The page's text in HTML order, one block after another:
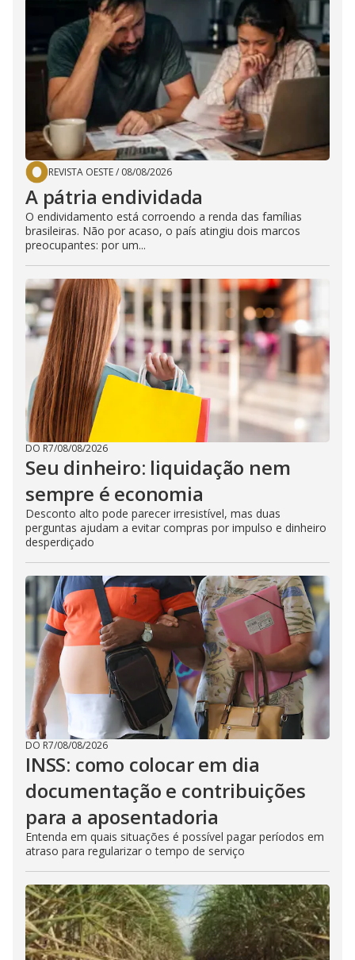
REVISTA OESTE/ 08/08/2026
A pátria endividada
O endividamento está corroendo a renda das famílias
brasileiras. Não por acaso, o país atingiu dois marcos
preocupantes: por um...
DO R7/08/08/2026
Seu dinheiro: liquidação nem
sempre é economia
Desconto alto pode parecer irresistível, mas duas
perguntas ajudam a evitar compras por impulso e dinheiro
desperdiçado
DO R7/08/08/2026
INSS: como colocar em dia
documentação e contribuições
para a aposentadoria
Entenda em quais situações é possível pagar períodos em
atraso para regularizar o tempo de serviço